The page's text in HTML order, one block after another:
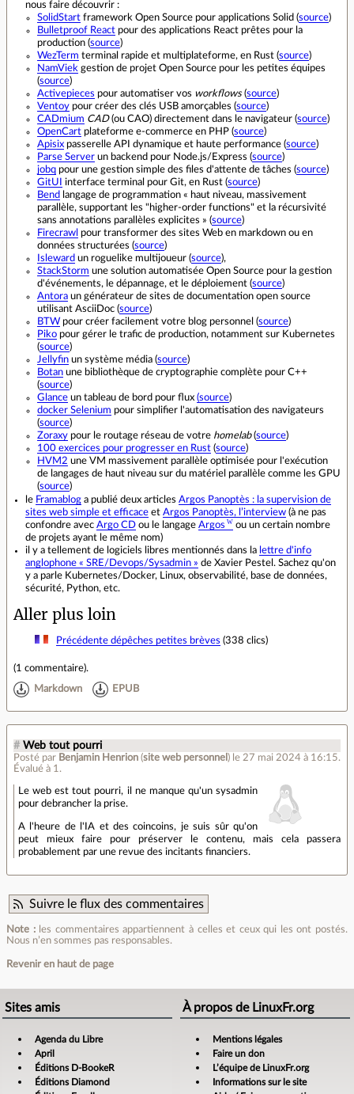
nous faire découvrir :
SolidStart framework Open Source pour applications Solid (source)
Bulletproof React pour des applications React prêtes pour la
production (source)
WezTerm terminal rapide et multiplateforme, en Rust (source)
NamViek gestion de projet Open Source pour les petites équipes
(source)
Activepieces pour automatiser vos workflows(source)
Ventoy pour créer des clés USB amorçables (source)
CADmium CAD(ou CAO) directement dans le navigateur (source)
OpenCart plateforme e-commerce en PHP (source)
Apisix passerelle API dynamique et haute performance (source)
Parse Server un backend pour Node.js/Express (source)
jobq pour une gestion simple des files d'attente de tâches (source)
GitUI
interface terminal pour Git, en Rust (source)
Bend langage de programmation « haut niveau, massivement
parallèle, supportant les "higher-order functions" et la récursivité
sans annotations parallèles explicites » (source)
Firecrawl pour transformer des sites Web en markdown ou en
données structurées (source)
Isleward un roguelike multijoueur (source),
StackStorm une solution automatisée Open Source pour la gestion
d'événements, le dépannage, et le déploiement (source)
Antora un générateur de sites de documentation open source
utilisant AsciiDoc (source)
BTW pour créer facilement votre blog personnel (source)
Piko pour gérer le trafic de production, notamment sur Kubernetes
(source)
Jellyfin un système média (source)
Botan une bibliothèque de cryptographie complète pour C++
(source)
Glance un tableau de bord pour flux (source)
docker Selenium pour simplifier l'automatisation des navigateurs
(source)
Zoraxy pour le routage réseau de votre homelab(source)
100 exercices pour progresser en Rust (source)
HVM2 une VM massivement parallèle optimisée pour l'exécution
de langages de haut niveau sur du matériel parallèle comme les GPU
(source)
le Framablog a publié deux articles Argos Panoptès : la supervision de
sites web simple et efficace et Argos Panoptès, l’interview (à ne pas
confondre avec Argo CD ou le langage Argos
ou un certain nombre
de projets ayant le même nom)
il y a tellement de logiciels libres mentionnés dans la lettre d'info
anglophone « SRE/Devops/Sysadmin » de Xavier Pestel. Sachez qu'on
y a parle Kubernetes/Docker, Linux, observabilité, base de données,
sécurité, Python, etc.
Aller plus loin
Précédente dépêches petites brèves (338 clics)
(1 commentaire).
Markdown EPUB
# Web tout pourri
Posté par Benjamin Henrion (site web personnel ) le 27 mai 2024 à 16:15.
Évalué à 1 .
Le web est tout pourri, il ne manque qu'un sysadmin
pour debrancher la prise.
A l'heure de l'IA et des coincoins, je suis sûr qu'on
peut mieux faire pour préserver le contenu, mais cela passera
probablement par une revue des incitants financiers.
Suivre le flux des commentaires
Note :les commentaires appartiennent à celles et ceux qui les ont postés.
Nous n’en sommes pas responsables.
Revenir en haut de page
Sites amis
Agenda du Libre
April
Éditions D-BookeR
Éditions Diamond
À propos de LinuxFr.org
Mentions légales
Faire un don
L’équipe de LinuxFr.org
Informations sur le site